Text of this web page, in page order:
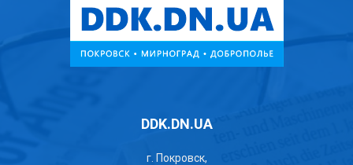
DDK.DN.UA
г. Покровск,